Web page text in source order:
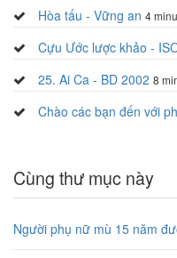
Hòa tấu - Vững an 4
Cựu Ước lược khảo -
25. Ai Ca - BD 2002 8
Chào các bạn đến với
Cùng thư mục này
Người phụ nữ mù 15 năm